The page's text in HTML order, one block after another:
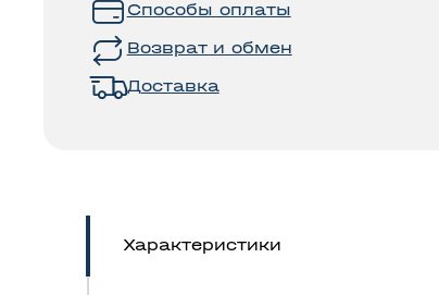
Способы оплаты
Возврат и обмен
Доставка
Характеристики